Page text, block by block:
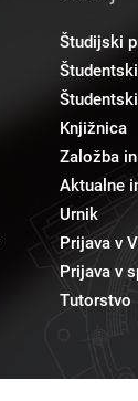
Študijski
Knjižnica
Založba
Aktualne
Urnik
Prijava v
Prijava v
Tutorstvo